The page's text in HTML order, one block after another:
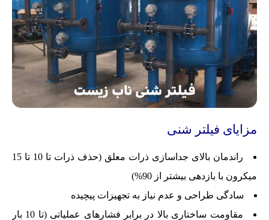
مزایای فیلتر شنی
راندمان بالای جداسازی ذرات معلق (حذف ذرات تا 10 تا 15
میکرون با بازدهی بیشتر از 90%)
سادگی طراحی و عدم نیاز به تجهیزات پیچیده
مقاومت ساختاری بالا در برابر فشارهای عملیاتی (تا 10 بار